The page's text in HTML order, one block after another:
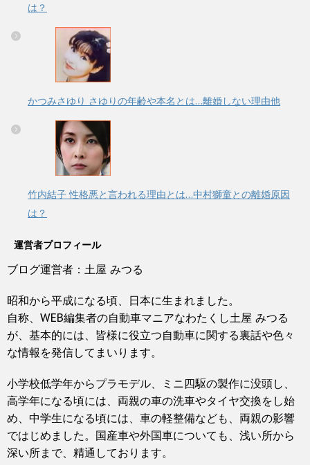
は？
かつみさゆり さゆりの年齢や本名とは…離婚しない理由他
竹内結子 性格悪と言われる理由とは…中村獅童との離婚原因
は？
運営者プロフィール
ブログ運営者：土屋 みつる
昭和から平成になる頃、日本に生まれました。
自称、WEB編集者の自動車マニアなわたくし土屋 みつる
が、基本的には、皆様に役立つ自動車に関する裏話や色々
な情報を発信してまいります。
小学校低学年からプラモデル、ミニ四駆の製作に没頭し、
高学年になる頃には、両親の車の洗車やタイヤ交換をし始
め、中学生になる頃には、車の軽整備なども、両親の影響
ではじめました。国産車や外国車についても、浅い所から
深い所まで、精通しております。